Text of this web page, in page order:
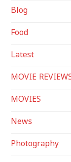
Blog
Food
Latest
MOVIE
MOVIES
News
Photography